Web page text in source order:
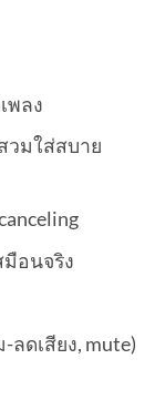
พลง
วมใส่สบาย
มือนจริง
ดเสียง, mute)